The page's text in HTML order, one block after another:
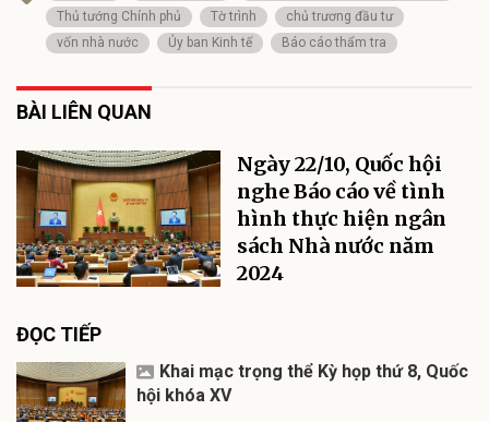
Thủ tướng Chính phủ
Tờ trình
chủ trương đầu tư
vốn nhà nước
Ủy ban Kinh tế Báo cáo thẩm tra
BÀI LIÊN QUAN
Ngày 22/10, Quốc hội
nghe Báo cáo về tình
hình thực hiện ngân
sách Nhà nước năm
2024
ĐỌC TIẾP
Khai mạc trọng thể Kỳ họp thứ 8, Quốc
hội khóa XV